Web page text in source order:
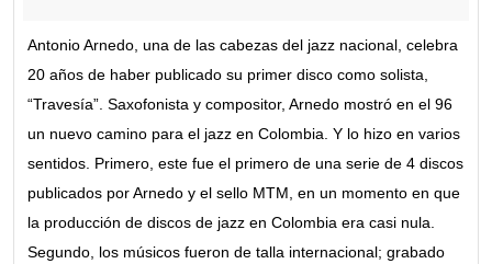
Antonio Arnedo, una de las cabezas del jazz nacional, celebra
20 años de haber publicado su primer disco como solista,
“Travesía”. Saxofonista y compositor, Arnedo mostró en el 96
un nuevo camino para el jazz en Colombia. Y lo hizo en varios
sentidos. Primero, este fue el primero de una serie de 4 discos
publicados por Arnedo y el sello MTM, en un momento en que
la producción de discos de jazz en Colombia era casi nula.
Segundo, los músicos fueron de talla internacional; grabado